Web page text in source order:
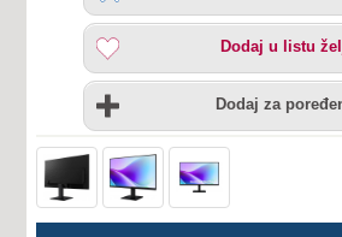
korpu
Dodaj
listu
želja
Dodaj u listu
Uporedi
Dodaj za